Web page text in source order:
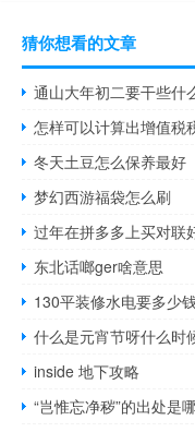
猜你想看的文章
通山大年初二要干些什
怎样可以计算出增值税
冬天土豆怎么保养最好
梦幻西游福袋怎么刷
过年在拼多多上买对联
东北话啷ger啥意思
130平装修水电要多少
什么是元宵节呀什么时
inside 地下攻略
“岂惟忘净秽”的出处是